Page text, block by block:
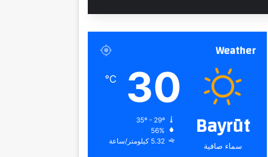
Weather
Bayrūt
سماء صافية
30
℃
56%
5.32 كيلومتر/ساعة